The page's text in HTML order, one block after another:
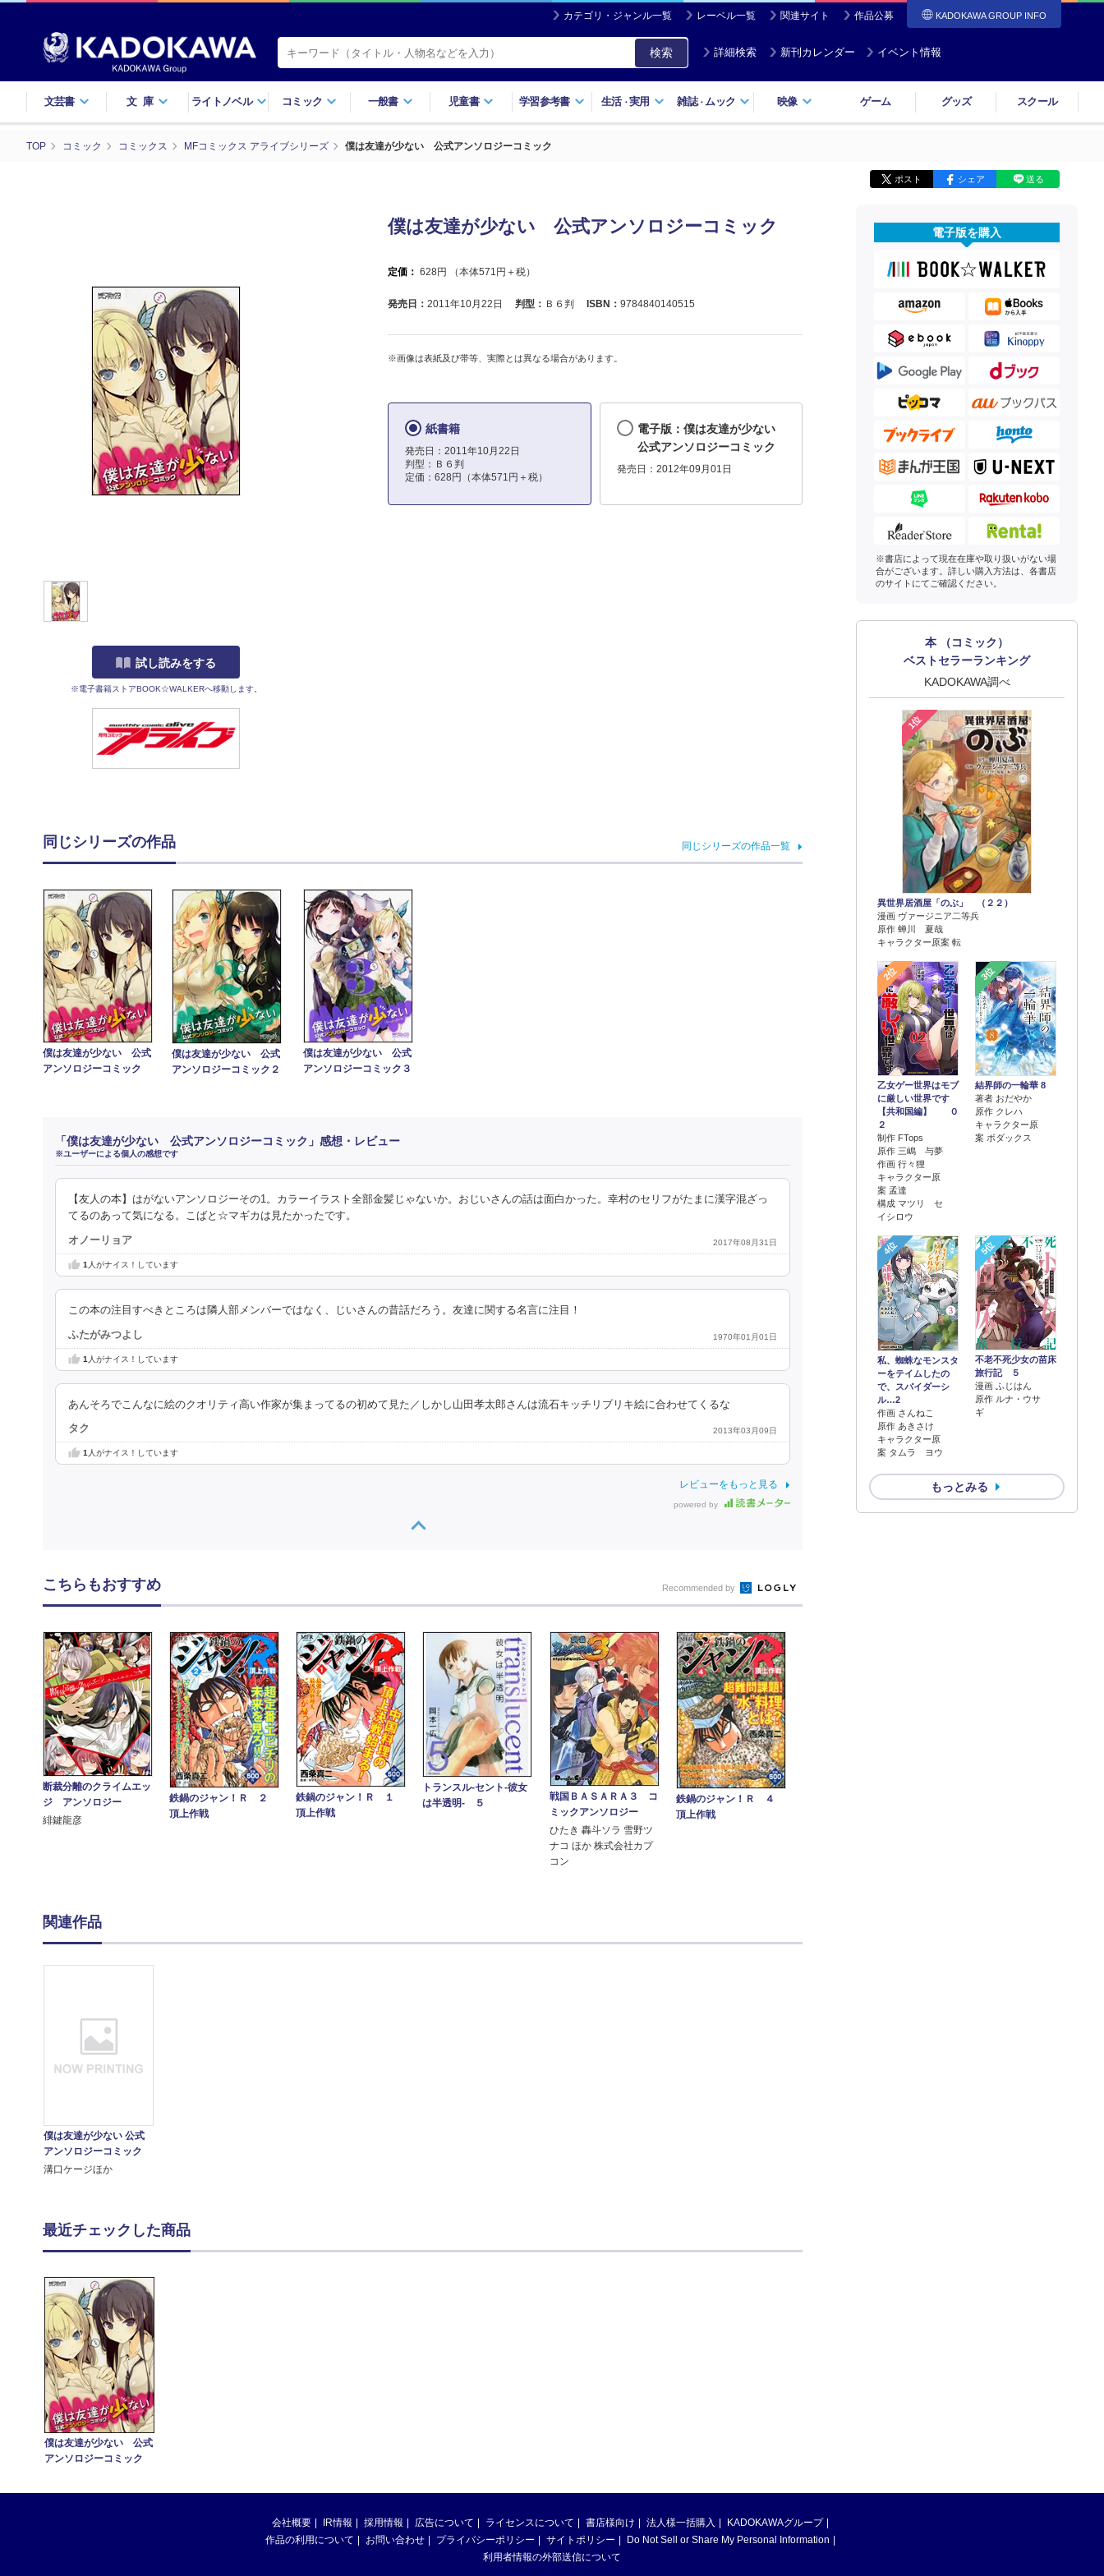
カテゴリ・ジャンル一覧 レーベル一覧 関連サイト 作品公募 KADOKAWA GROUP INFO
検索 詳細検索 新刊カレンダー イベント情報
文芸書 文庫 ライトノベル コミック 一般書 児童書 学習参考書 生活・実用 雑誌・ ムック 映像 ゲーム グッズ スクール
TOP コミック コミックス MFコミックス アライブシリーズ 僕は友達が少ない 公式アンソロジーコミック
ポスト シェア 送る
試し読みをする
※電子書籍ストアBOOK☆WALKERへ移動します。
僕は友達が少ない 公式アンソロジーコミック
定価： 628円 （本体571 円＋税）
発売日： 2011年10月22日 判型： Ｂ６判 ISBN： 9784840140515
※画像は表紙及び帯等、実際とは異なる場合があります。
紙書籍
発売日：2011年10月22日
判型：Ｂ６判
定価：628円（本体571円＋税）
電子版：僕は友達が少ない
公式アンソロジーコミック
発売日：2012年09月01日
同じシリーズの作品 同じシリーズの作品一覧
僕は友達が少ない 公式
アンソロジーコミック
僕は友達が少ない 公式
アンソロジーコミック２
僕は友達が少ない 公式
アンソロジーコミック３
「僕は友達が少ない 公式アンソロジーコミック」感想・レビュー
※ユーザーによる個人の感想です
【友人の本】はがないアンソロジーその1。カラーイラスト全部金髪じゃないか。おじいさんの話は面白かった。幸村のセリフがたまに漢字混ざっ
てるのあって気になる。こばと☆マギカは見たかったです。
オノーリョア 2017年08月31日
1 人がナイス！しています
この本の注目すべきところは隣人部メンバーではなく、じいさんの昔話だろう。友達に関する名言に注目！
ふたがみつよし 1970年01月01日
1 人がナイス！しています
あんそろでこんなに絵のクオリティ高い作家が集まってるの初めて見た／しかし山田孝太郎さんは流石キッチリブリキ絵に合わせてくるな
タク 2013年03月09日
1 人がナイス！しています
レビューをもっと見る
powered by
電子版を購入
※書店によって現在在庫や取り扱いがない場
合がございます。詳しい購入方法は、各書店
のサイトにてご確認ください。
本 （コミック）
ベストセラーランキング
KADOKAWA調べ
1位
異世界居酒屋「のぶ」 （２２）
漫画 ヴァージニア二等兵
原作 蝉川 夏哉
キャラクター原案 転
2位
乙女ゲー世界はモブ
に厳しい世界です
【共和国編】 ０
２
制作 FTops
原作 三嶋 与夢
作画 行々狸
キャラクター原
案 孟達
構成 マツリ セ
イシロウ
3位
結界師の一輪華 8
著者 おだやか
原作 クレハ
キャラクター原
案 ボダックス
4位
私、蜘蛛なモンスタ
ーをテイムしたの
で、スパイダーシ
ル…2
作画 さんねこ
原作 あきさけ
キャラクター原
案 タムラ ヨウ
5位
不老不死少女の苗床
旅行記 ５
漫画 ふじはん
原作 ルナ・ウサ
ギ
もっとみる
こちらもおすすめ Recommended by
断裁分離のクライムエッ
ジ アンソロジー
緋鍵龍彦
鉄鍋のジャン！Ｒ ２
頂上作戦
鉄鍋のジャン！Ｒ １
頂上作戦
トランスル‐セント‐彼女
は半透明‐ ５
戦国ＢＡＳＡＲＡ３ コ
ミックアンソロジー
ひたき 轟斗ソラ 雪野ツ
ナコ ほか 株式会社カプ
コン
鉄鍋のジャン！Ｒ ４
頂上作戦
関連作品
僕は友達が少ない 公式
アンソロジーコミック
溝口ケージほか
最近チェックした商品
僕は友達が少ない 公式
アンソロジーコミック
会社概要 IR情報 採用情報 広告について ライセンスについて 書店様向け 法人様一括購入
KADOKAWAグループ
作品の利用について
お問い合わせ プライバシーポリシー サイトポリシー
Do Not Sell or Share My Personal Information
利用者情報の外部送信について